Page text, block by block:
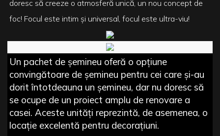
doresc să creeze o atmosferă unică, un nou concept de
foc! Focul este intim și universal, focul este ultra-viu!
Un pachet de șemineu oferă o opțiune
convingătoare de șemineu pentru cei care și-au
dorit întotdeauna un șemineu, dar nu doresc să
se ocupe de un proiect amplu de renovare a
casei. Aceste unități reprezintă, de asemenea, o
locație excelentă pentru decorațiuni.